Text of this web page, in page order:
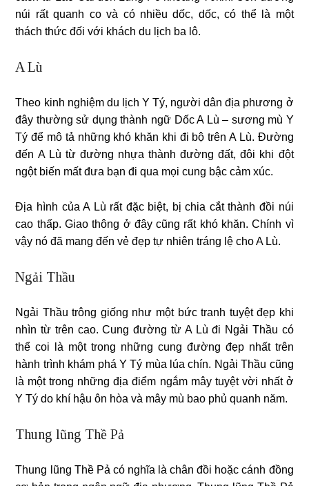
núi rất quanh co và có nhiều dốc, dốc, có thể là một
thách thức đối với khách du lịch ba lô.
A Lù
Theo kinh nghiệm du lịch Y Tý, người dân địa phương ở
đây thường sử dụng thành ngữ Dốc A Lù – sương mù Y
Tý để mô tả những khó khăn khi đi bộ trên A Lù. Đường
đến A Lù từ đường nhựa thành đường đất, đôi khi đột
ngột biến mất đưa bạn đi qua mọi cung bậc cảm xúc.
Địa hình của A Lù rất đặc biệt, bị chia cắt thành đồi núi
cao thấp. Giao thông ở đây cũng rất khó khăn. Chính vì
vậy nó đã mang đến vẻ đẹp tự nhiên tráng lệ cho A Lù.
Ngải Thầu
Ngải Thầu trông giống như một bức tranh tuyệt đẹp khi
nhìn từ trên cao. Cung đường từ A Lù đi Ngải Thầu có
thể coi là một trong những cung đường đẹp nhất trên
hành trình khám phá Y Tý mùa lúa chín. Ngải Thầu cũng
là một trong những địa điểm ngắm mây tuyệt vời nhất ở
Y Tý do khí hậu ôn hòa và mây mù bao phủ quanh năm.
Thung lũng Thề Pả
Thung lũng Thề Pả có nghĩa là chân đồi hoặc cánh đồng